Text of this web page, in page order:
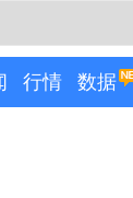
行情 数据